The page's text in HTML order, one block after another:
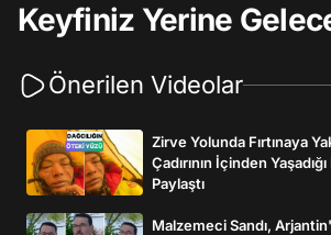
Keyfiniz Yerine
Önerilen Videolar
Zirve Yolunda Fırtınaya
Çadırının İçinden
Paylaştı
Malzemeci Sandı,